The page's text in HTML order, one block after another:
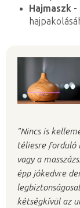
Hajmaszk -
"Nincs is
téliesre forduló
vagy a
épp jókedvre
kétségkívül az